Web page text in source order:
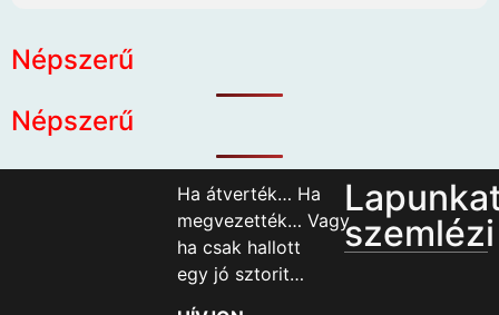
Népszerű
Népszerű
Ha átverték… Ha
megvezették… Vagy
ha csak hallott
egy jó sztorit…
szemlézi